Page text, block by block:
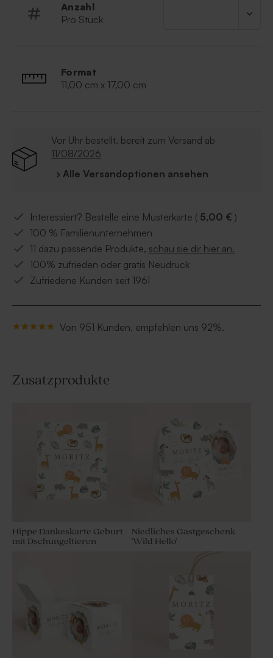
Geburtskarte aus Acryl
Anzahl
Pro Stück
Format
11,00 cm x 17,00 cm
Vor Uhr bestellt, bereit zum Versand ab
11/08/2026
› Alle Versandoptionen ansehen
Interessiert? Bestelle eine Musterkarte ( 5,00 € )
100 % Familienunternehmen
11 dazu passende Produkte, schau sie dir hier an.
100% zufrieden oder gratis Neudruck
Zufriedene Kunden seit 1961
Von 951 Kunden, empfehlen uns 92%.
Zusatzprodukte
Hippe Dankeskarte Geburt
mit Dschungeltieren
Niedliches Gastgeschenk
'Wild Hello'